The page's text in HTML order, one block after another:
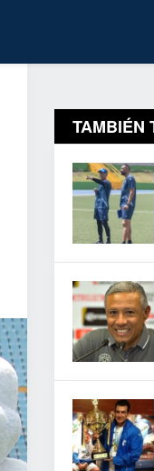
TAMBIÉN